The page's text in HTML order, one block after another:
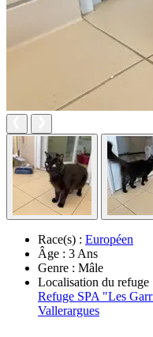
Race(s) : Européen
Âge : 3 Ans
Genre : Mâle
Localisation du refuge
Refuge SPA "Les
Vallerargues